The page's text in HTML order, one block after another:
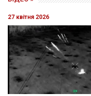
27 квітня 2026